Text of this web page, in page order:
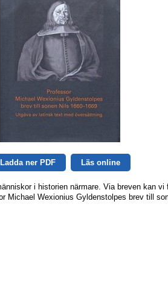
Ladda ner PDF Läs online
i historien närmare. Via breven kan
Michael Wexionius Gyldenstolpes brev till